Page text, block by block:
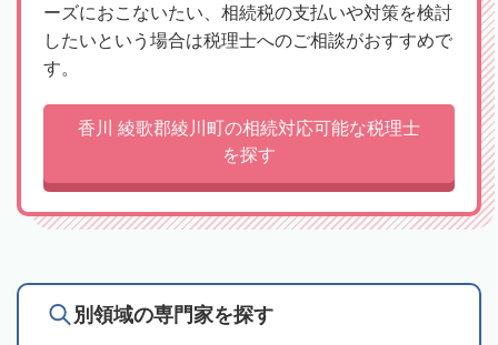
ーズにおこないたい、相続税の支払いや対策を検討
したいという場合は税理士へのご相談がおすすめで
す。
香川 綾歌郡綾川町の相続対応可能な税理士
を探す
別領域の専門家を探す